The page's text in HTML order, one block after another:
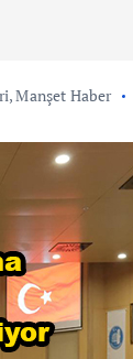
,Manşet Haber